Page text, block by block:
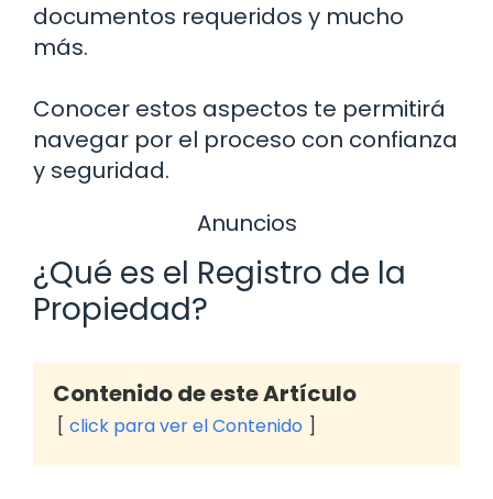
documentos requeridos y mucho
más.
Conocer estos aspectos te permitirá
navegar por el proceso con confianza
y seguridad.
Anuncios
¿Qué es el Registro de la
Propiedad?
Contenido de este Artículo
click para ver el Contenido